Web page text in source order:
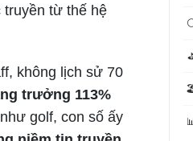
truyền từ thế hệ
không lịch sử 70
trưởng 113%
golf, con số ấy